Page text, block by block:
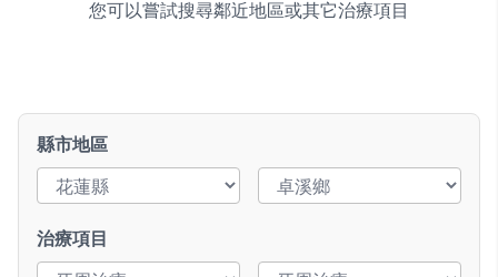
您可以嘗試搜尋鄰近地區或其它治療項目
縣市地區
治療項目